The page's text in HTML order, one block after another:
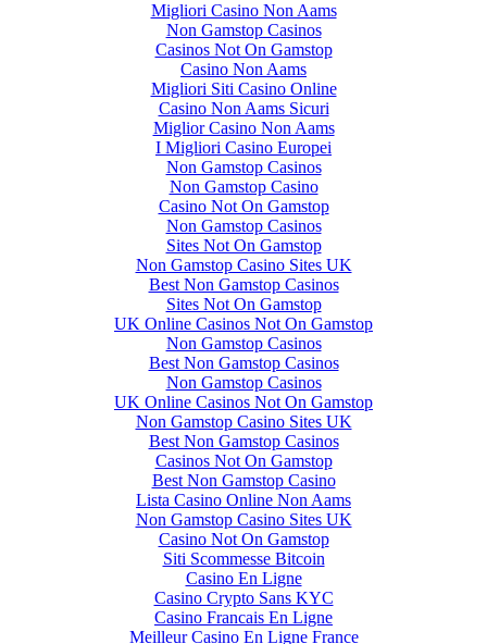
Migliori Casino Non Aams
Non Gamstop Casinos
Casinos Not On Gamstop
Casino Non Aams
Migliori Siti Casino Online
Casino Non Aams Sicuri
Miglior Casino Non Aams
I Migliori Casino Europei
Non Gamstop Casinos
Non Gamstop Casino
Casino Not On Gamstop
Non Gamstop Casinos
Sites Not On Gamstop
Non Gamstop Casino Sites UK
Best Non Gamstop Casinos
Sites Not On Gamstop
UK Online Casinos Not On Gamstop
Non Gamstop Casinos
Best Non Gamstop Casinos
Non Gamstop Casinos
UK Online Casinos Not On Gamstop
Non Gamstop Casino Sites UK
Best Non Gamstop Casinos
Casinos Not On Gamstop
Best Non Gamstop Casino
Lista Casino Online Non Aams
Non Gamstop Casino Sites UK
Casino Not On Gamstop
Siti Scommesse Bitcoin
Casino En Ligne
Casino Crypto Sans KYC
Casino Francais En Ligne
Meilleur Casino En Ligne France